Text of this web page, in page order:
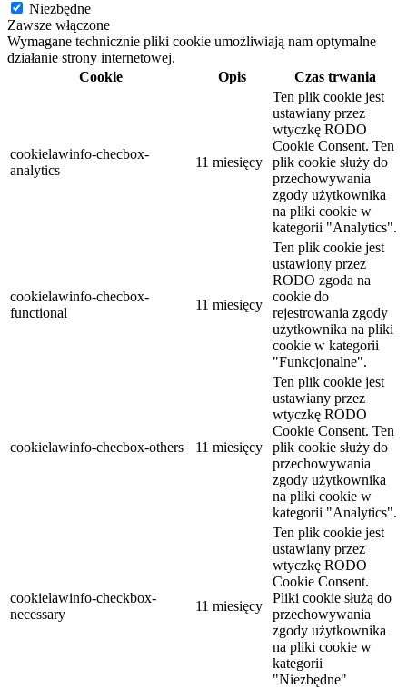
Niezbędne
Zawsze włączone
Wymagane technicznie pliki cookie umożliwiają nam optymalne
działanie strony internetowej.
Cookie
Opis Czas trwania
cookielawinfo-checbox-
analytics
11 miesięcy
Ten plik cookie jest
ustawiany przez
wtyczkę RODO
Cookie Consent. Ten
plik cookie służy do
przechowywania
zgody użytkownika
na pliki cookie w
kategorii "Analytics".
cookielawinfo-checbox-
functional
11 miesięcy
Ten plik cookie jest
ustawiony przez
RODO zgoda na
cookie do
rejestrowania zgody
użytkownika na pliki
cookie w kategorii
"Funkcjonalne".
cookielawinfo-checbox-others 11 miesięcy
Ten plik cookie jest
ustawiany przez
wtyczkę RODO
Cookie Consent. Ten
plik cookie służy do
przechowywania
zgody użytkownika
na pliki cookie w
kategorii "Analytics".
cookielawinfo-checkbox-
necessary
11 miesięcy
Ten plik cookie jest
ustawiany przez
wtyczkę RODO
Cookie Consent.
Pliki cookie służą do
przechowywania
zgody użytkownika
na pliki cookie w
kategorii
"Niezbędne"